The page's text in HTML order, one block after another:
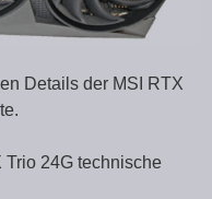
Details der MSI RTX
Trio 24G technische